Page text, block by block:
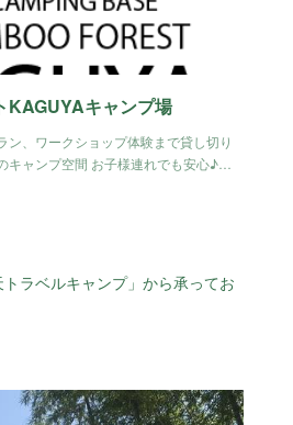
KAGUYAキャンプ場
ン、ワークショップ体験まで貸し切り
キャンプ空間 お子様連れでも安心♪…
ラベルキャンプ」から承ってお